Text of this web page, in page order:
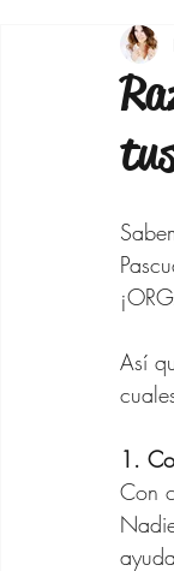
Estilo
Así
1.
Con